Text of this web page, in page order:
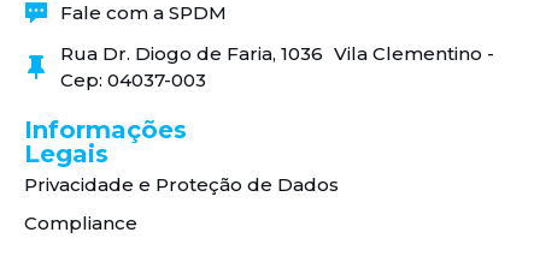
Fale com a SPDM
Rua Dr. Diogo de Faria, 1036 Vila Clementino -
Cep: 04037-003
Informações
Legais
Privacidade e Proteção de Dados
Compliance